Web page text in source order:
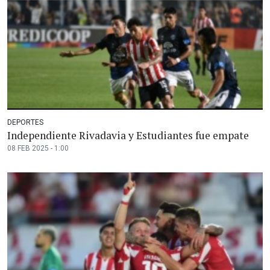
DEPORTES
Independiente Rivadavia y Estudiantes fue empate
08 FEB 2025 - 1:00